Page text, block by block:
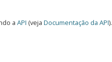
a API (veja Documentação da API).